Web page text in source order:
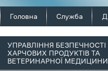
Головна Служба
УПРАВЛІННЯ БЕЗПЕЧНОСТІ
ХАРЧОВИХ ПРОДУКТІВ ТА
ВЕТЕРИНАРНОЇ МЕДИЦИНИ